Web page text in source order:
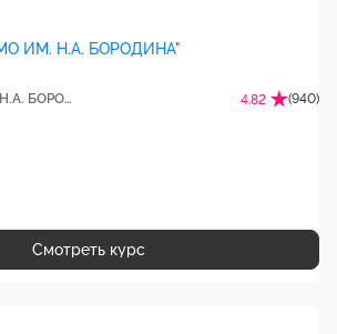
АНО ДПО "НАМО ИМ. Н.А. БОРОДИНА" 4.82 (940)
Смотреть курс